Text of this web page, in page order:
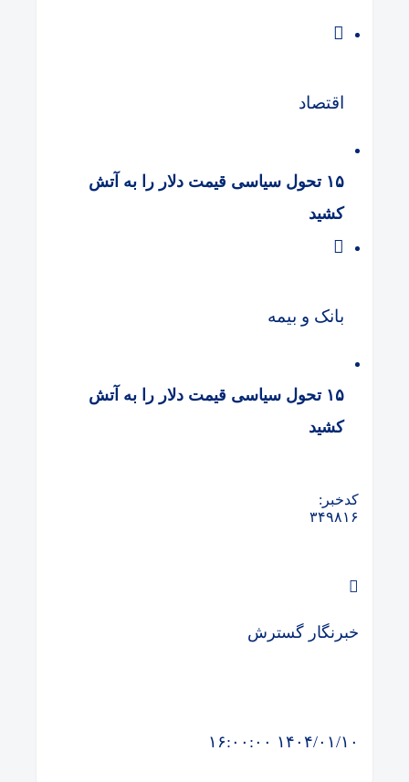
اقتصاد
۱۵ تحول سیاسی قیمت دلار را به آتش
کشید
بانک و بیمه
۱۵ تحول سیاسی قیمت دلار را به آتش
کشید
کدخبر:
۳۴۹۸۱۶
خبرنگار گسترش
۱۴۰۴/۰۱/۱۰ ۱۶:۰۰:۰۰